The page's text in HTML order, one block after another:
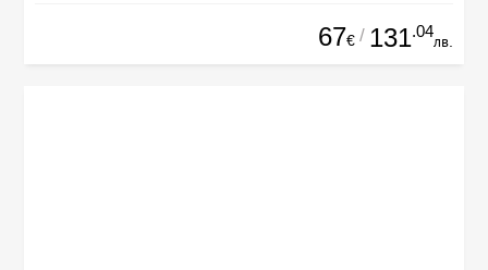
67€ / 131.04
лв.